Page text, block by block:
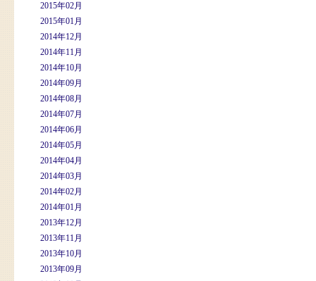
2015年02月
2015年01月
2014年12月
2014年11月
2014年10月
2014年09月
2014年08月
2014年07月
2014年06月
2014年05月
2014年04月
2014年03月
2014年02月
2014年01月
2013年12月
2013年11月
2013年10月
2013年09月